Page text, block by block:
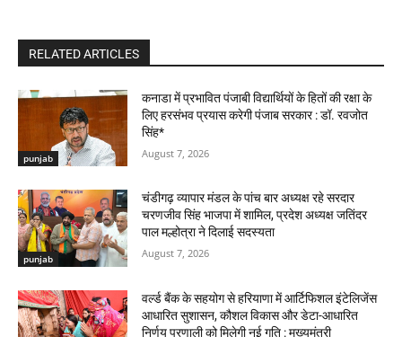
RELATED ARTICLES
punjab
कनाडा में प्रभावित पंजाबी विद्यार्थियों के हितों की रक्षा के
लिए हरसंभव प्रयास करेगी पंजाब सरकार : डॉ. रवजोत
सिंह*
August 7, 2026
punjab
चंडीगढ़ व्यापार मंडल के पांच बार अध्यक्ष रहे सरदार
चरणजीव सिंह भाजपा में शामिल, प्रदेश अध्यक्ष जतिंदर
पाल मल्होत्रा ने दिलाई सदस्यता
August 7, 2026
वर्ल्ड बैंक के सहयोग से हरियाणा में आर्टिफिशल इंटेलिजेंस
आधारित सुशासन, कौशल विकास और डेटा-आधारित
निर्णय प्रणाली को मिलेगी नई गति : मुख्यमंत्री